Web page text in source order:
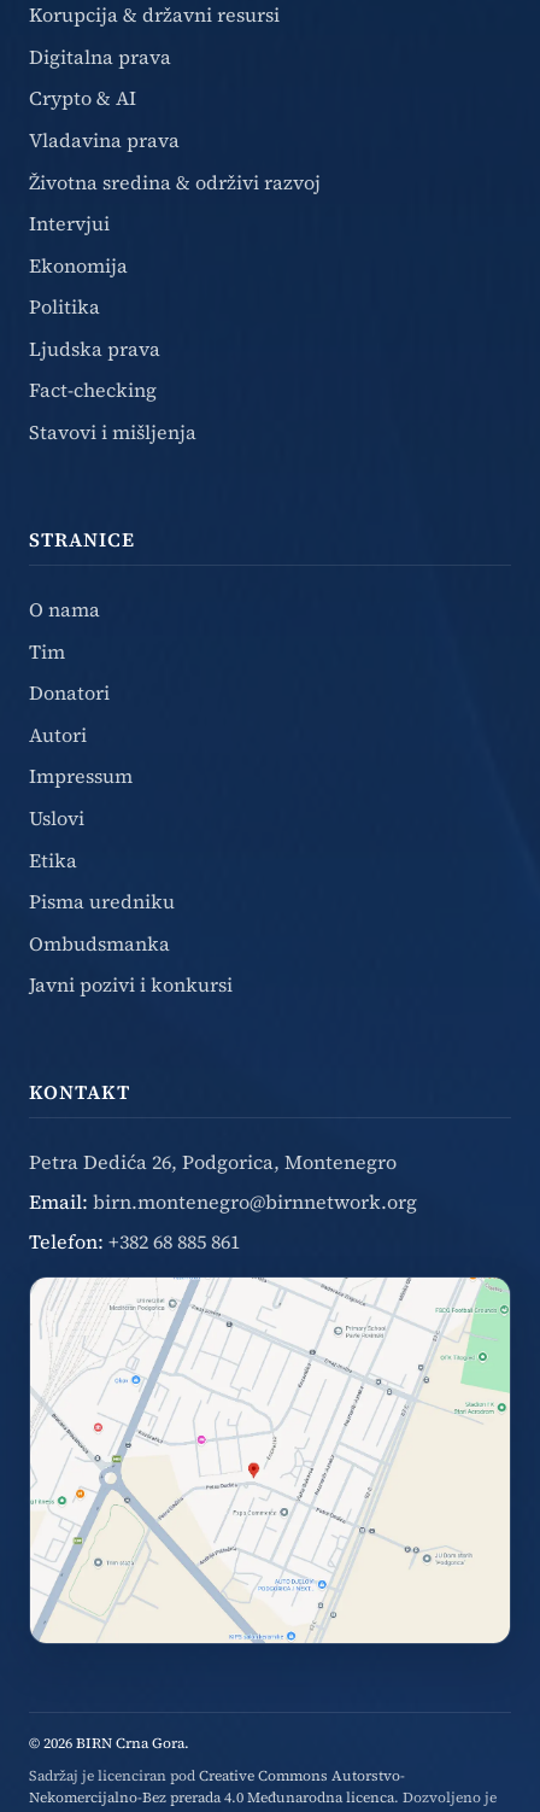
Korupcija & državni resursi
Digitalna prava
Crypto & AI
Vladavina prava
Životna sredina & održivi razvoj
Intervjui
Ekonomija
Politika
Ljudska prava
Fact-checking
Stavovi i mišljenja
STRANICE
O nama
Tim
Donatori
Autori
Impressum
Uslovi
Etika
Pisma uredniku
Ombudsmanka
Javni pozivi i konkursi
KONTAKT
Petra Dedića 26, Podgorica, Montenegro
Email: birn.montenegro@birnnetwork.org
Telefon: +382 68 885 861
© 2026 BIRN Crna Gora.
Sadržaj je licenciran podCreative Commons Autorstvo-
Nekomercijalno-Bez prerada 4.0 Međunarodna licenca. Dozvoljeno je